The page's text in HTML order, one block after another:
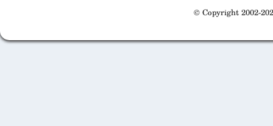
© Copyright 2002-